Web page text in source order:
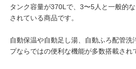
タンク容量が370Lで、3〜5人と一般的
されている商品です。
自動保温や自動足し湯、自動ふろ配管洗
プならではの便利な機能が多数搭載され